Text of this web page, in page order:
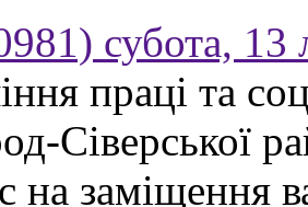
субота, 13
праці та
Сіверської
на заміщення